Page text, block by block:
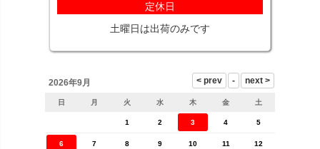
定休日
土曜日は出荷のみです
2026年9月
日 月 火 水 木 金 土
1 2 3 4 5
6 7 8 9 10 11 12